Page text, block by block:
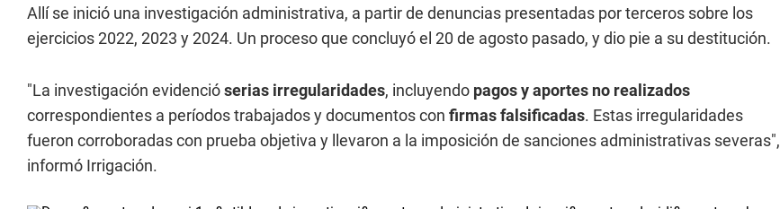
Allí se inició una investigación administrativa, a partir de denuncias presentadas por terceros sobre los
ejercicios 2022, 2023 y 2024. Un proceso que concluyó el 20 de agosto pasado, y dio pie a su destitución.
"La investigación evidencióserias irregularidades, incluyendo pagos y aportes no realizados
correspondientes a períodos trabajados y documentos con firmas falsificadas. Estas irregularidades
fueron corroboradas con prueba objetiva y llevaron a la imposición de sanciones administrativas severas",
informó Irrigación.